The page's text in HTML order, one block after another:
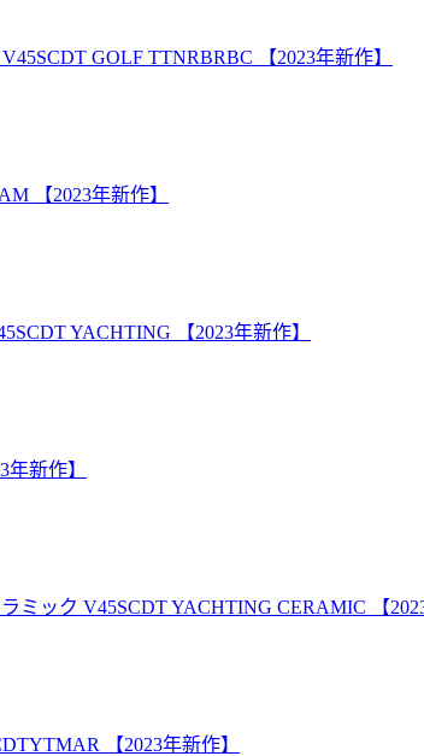
GOLF TTNRBRBC 【2023年新作】
【2023年新作】
YACHTING 【2023年新作】
新作】
ック V45SCDT YACHTING CERAMIC 【
【2023年新作】